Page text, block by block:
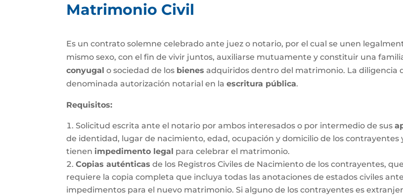
Matrimonio Civil
Es un contrato solemne celebrado ante juez o notario, por el cual se unen
mismo sexo, con el fin de vivir juntos, auxiliarse mutuamente y constituir una
conyugal o sociedad de los bienes adquiridos dentro del matrimonio. La
denominada autorización notarial en laescritura pública.
Requisitos:
Solicitud escrita ante el notario por ambos interesados o por intermedio de sus
de identidad, lugar de nacimiento, edad, ocupación y domicilio de los
tienen impedimento legal para celebrar el matrimonio.
Copias auténticas de los Registros Civiles de Nacimiento de los contrayentes,
requiere la copia completa que incluya todas las anotaciones de estados civiles
impedimentos para el nuevo matrimonio. Si alguno de los contrayentes es